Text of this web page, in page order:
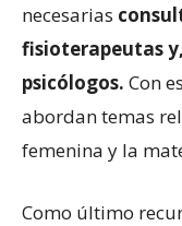
necesarias
fisioterapeutas
psicólogos. Con
abordan temas
femenina y la
Como último